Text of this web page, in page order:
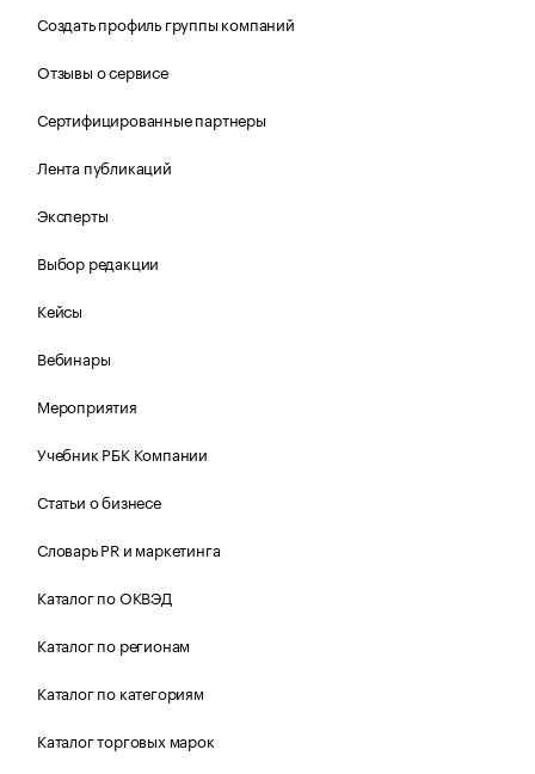
Создать профиль группы компаний
Отзывы о сервисе
Сертифицированные партнеры
Лента публикаций
Эксперты
Выбор редакции
Кейсы
Вебинары
Мероприятия
Учебник РБК Компании
Статьи о бизнесе
Словарь PR и маркетинга
Каталог по ОКВЭД
Каталог по регионам
Каталог по категориям
Каталог торговых марок